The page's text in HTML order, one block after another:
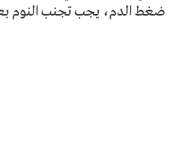
ضغط الدم، يجب تجنب النوم